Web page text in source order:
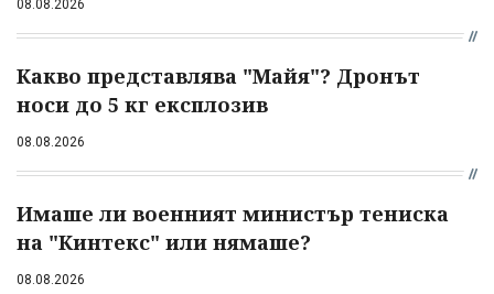
08.08.2026
Какво представлява "Майя"? Дронът
носи до 5 кг експлозив
08.08.2026
Имаше ли военният министър тениска
на "Кинтекс" или нямаше?
08.08.2026